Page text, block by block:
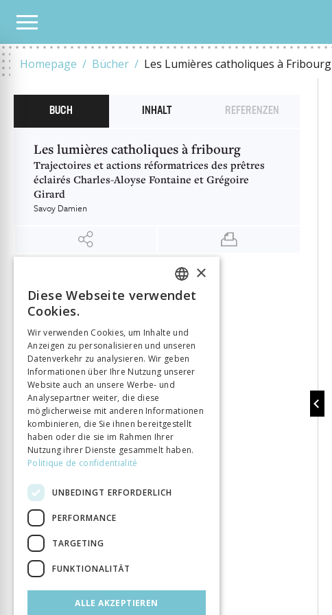
Homepage Bücher Les Lumières catholiques à Fribourg
UNSER KATALOG
BUCH INHALT REFERENZEN
Les lumières catholiques à fribourg
Trajectoires et actions réformatrices des prêtres
éclairés Charles-Aloyse Fontaine et Grégoire
Girard
Savoy Damien
Autor:in
Savoy Damien
Verlag
ISBN
9782889304189
Sprache
Français
Buchreihe
Histoire
Seitenzahl
488
Erscheinungsjahr
1 Feb. 2022
Thema
Lumières
DOI
10.33055/ALPHIL.03182
FRENCH
ITALIAN
×
Diese Webseite verwendet
Cookies.
Wir verwenden Cookies, um Inhalte und
Anzeigen zu personalisieren und unseren
Datenverkehr zu analysieren. Wir geben
Informationen über Ihre Nutzung unserer
Website auch an unsere Werbe- und
Analysepartner weiter, die diese
möglicherweise mit anderen Informationen
kombinieren, die Sie ihnen bereitgestellt
haben oder die sie im Rahmen Ihrer
Nutzung ihrer Dienste gesammelt haben.
Politique de confidentialité
UNBEDINGT ERFORDERLICH
PERFORMANCE
TARGETING
FUNKTIONALITÄT
ALLE AKZEPTIEREN